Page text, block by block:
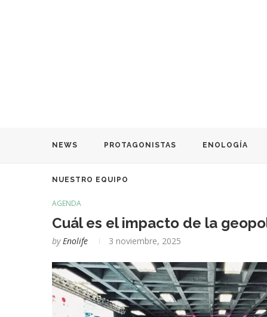
NEWS PROTAGONISTAS ENOLOGÍA
NUESTRO EQUIPO
AGENDA
Cuál es el impacto de la
by Enolife 3 noviembre, 2025